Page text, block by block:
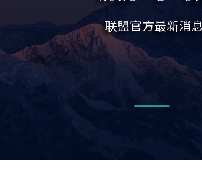
联盟官方最新消